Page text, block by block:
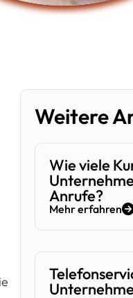
Weitere
Wie viele
Anrufe?
Mehr erfahren